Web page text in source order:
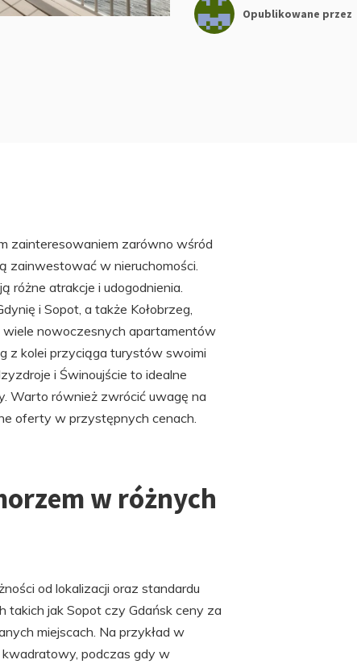
Opublikowane przez
zainteresowaniem zarówno wśród
zainwestować w nieruchomości.
różne atrakcje i udogodnienia.
i Sopot, a także Kołobrzeg,
wiele nowoczesnych apartamentów
z kolei przyciąga turystów swoimi
i Świnoujście to idealne
Warto również zwrócić uwagę na
oferty w przystępnych cenach.
w różnych
od lokalizacji oraz standardu
takich jak Sopot czy Gdańsk ceny za
miejscach. Na przykład w
podczas gdy w